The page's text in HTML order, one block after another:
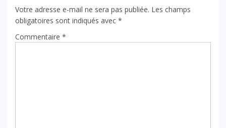
Votre adresse e-mail ne sera pas publiée. Les champs
obligatoires sont indiqués avec *
Commentaire *